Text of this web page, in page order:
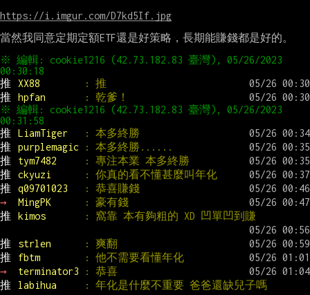
https://i.imgur.com/D7kd5If.jpg
當然我同意定期定額ETF還是好策略，長期能賺錢都是好的。
※ 編輯: cookie1216 (42.73.182.83 臺灣), 05/26/2023
推
XX88
: 推
推
hpfan
: 乾爹！
※ 編輯: cookie1216 (42.73.182.83 臺灣), 05/26/2023
推
LiamTiger
: 本多終勝
推
purplemagic
: 本多終勝......
推
tym7482
: 專注本業 本多終勝
推
ckyuzi
: 你真的看不懂甚麼叫年化
推
q09701023
: 恭喜賺錢
→
MingPK
: 豪有錢
推
kimos : 窩靠 本有夠粗的 XD 凹單凹到賺
推 strlen
: 爽翻
推
fbtm
: 他不需要看懂年化
→
terminator3
: 恭喜
推
labihua : 年化是什麼不重要 爸爸還缺兒子嗎